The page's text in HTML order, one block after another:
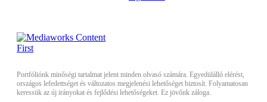
Portfóliónk minőségi tartalmat jelent minden olvasó számára. Egyedülálló elérést,
országos lefedettséget és változatos megjelenési lehetőséget biztosít. Folyamatosan
keressük az új irányokat és fejlődési lehetőségeket. Ez jövőnk záloga.